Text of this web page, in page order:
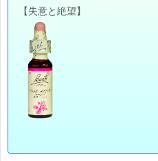
【失意と絶望】